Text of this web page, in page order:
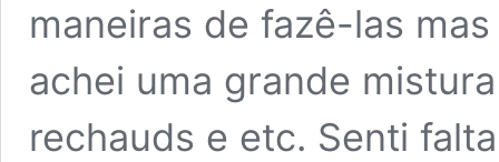
maneiras de fazê-las
achei uma grande
rechauds e etc. Senti